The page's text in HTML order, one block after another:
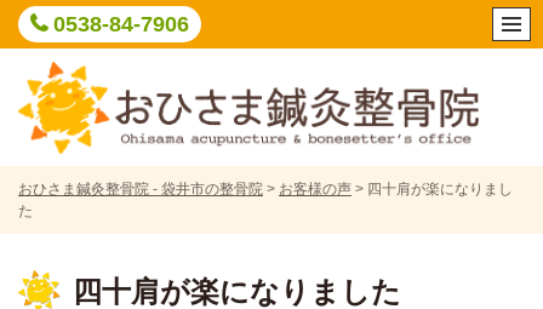
Skip
content
0538-84-7906
おひさま鍼灸整骨院 - 袋井市の整骨院 > お客様の声 > 四十肩が楽になりまし
た
四十肩が楽になりました